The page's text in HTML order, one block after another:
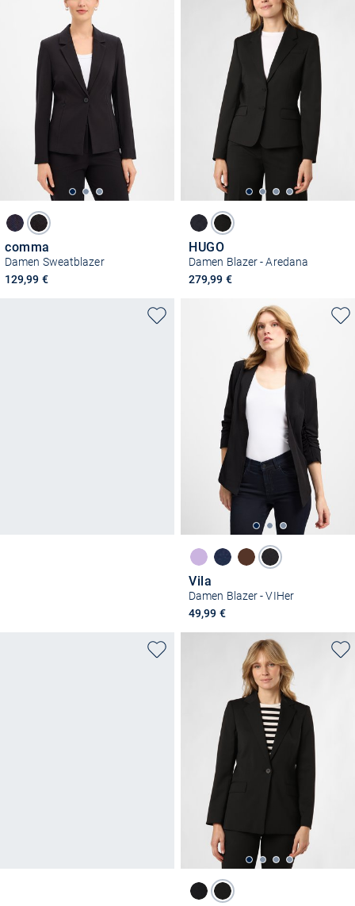
comma
Damen Sweatblazer
129,99 €
HUGO
Damen Blazer - Aredana
279,99 €
Vila
Damen Blazer - VIHer
49,99 €